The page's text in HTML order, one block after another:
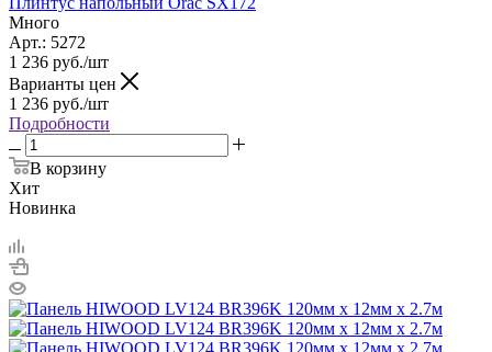
Много
Арт.: 5272
1 236 руб./шт
Варианты цен
1 236 руб./шт
Подробности
В корзину
Хит
Новинка